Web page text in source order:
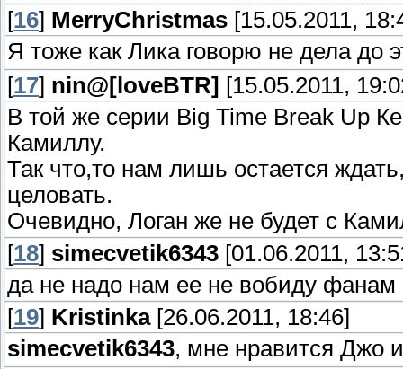
[16] MerryChristmas [15.05.2011,
Я тоже как Лика говорю не дела до
[17] nin@[loveBTR] [15.05.2011,
В той же серии Big Time Break Up
Камиллу.
Так что,то нам лишь остается
целовать.
Очевидно, Логан же не будет с
[18] simecvetik6343 [01.06.2011,
да не надо нам ее не вобиду фанам
[19] Kristinka[26.06.2011, 18:46]
simecvetik6343, мне нравится Джо